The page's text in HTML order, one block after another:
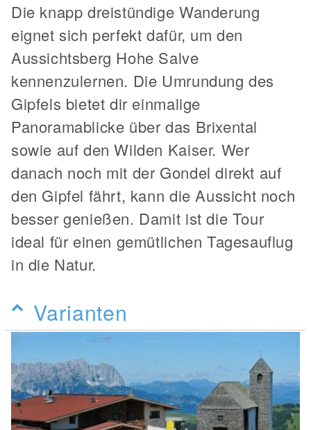
Die knapp dreistündige Wanderung
eignet sich perfekt dafür, um den
Aussichtsberg Hohe Salve
kennenzulernen. Die Umrundung des
Gipfels bietet dir einmalige
Panoramablicke über das Brixental
sowie auf den Wilden Kaiser. Wer
danach noch mit der Gondel direkt auf
den Gipfel fährt, kann die Aussicht noch
besser genießen. Damit ist die Tour
ideal für einen gemütlichen Tagesauflug
in die Natur.
Varianten